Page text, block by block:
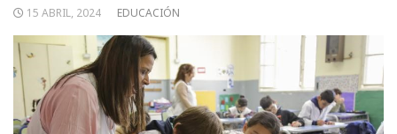
15 ABRIL, 2024 EDUCACIÓN